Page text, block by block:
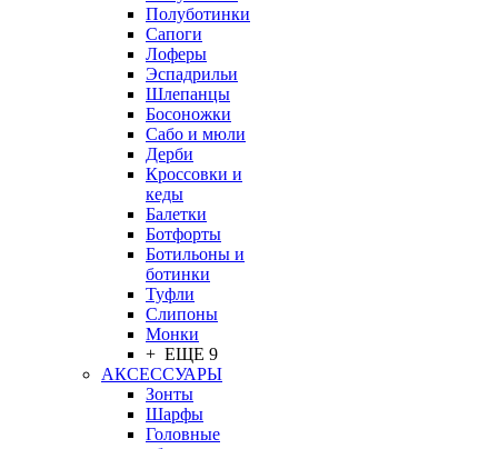
Полуботинки
Сапоги
Лоферы
Эспадрильи
Шлепанцы
Босоножки
Сабо и мюли
Дерби
Кроссовки и
кеды
Балетки
Ботфорты
Ботильоны и
ботинки
Туфли
Слипоны
Монки
+ ЕЩЕ 9
АКСЕССУАРЫ
Зонты
Шарфы
Головные